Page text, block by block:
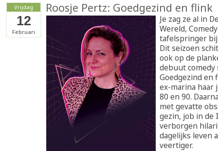
Vrijdag
12
Februari
Roosje Pertz: Goedgezind en flink
Je zag ze al in
Wereld,
tafelspringer
Dit seizoen
ook op de
debuut comedy
Goedgezind en
ex-marina haar
80 en 90.
met gevatte
gezin, job in de
verborgen
dagelijks leven
veertiger.